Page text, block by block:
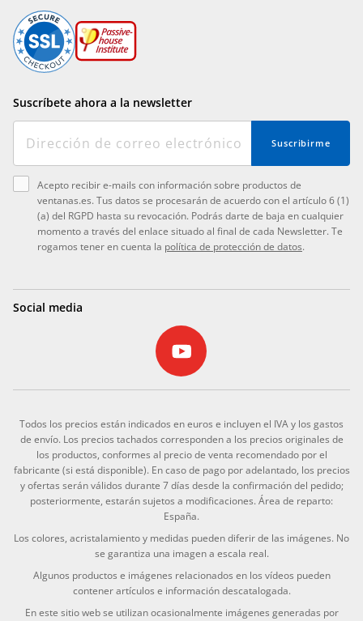
Suscríbete ahora a la newsletter
Suscribirme
Acepto recibir e-mails con información sobre productos de
ventanas.es. Tus datos se procesarán de acuerdo con el artículo 6 (1)
(a) del RGPD hasta su revocación. Podrás darte de baja en cualquier
momento a través del enlace situado al final de cada Newsletter. Te
rogamos tener en cuenta la política de protección de datos.
Social media
Todos los precios están indicados en euros e incluyen el IVA y los gastos
de envío. Los precios tachados corresponden a los precios originales de
los productos, conformes al precio de venta recomendado por el
fabricante (si está disponible). En caso de pago por adelantado, los precios
y ofertas serán válidos durante 7 días desde la confirmación del pedido;
posteriormente, estarán sujetos a modificaciones. Área de reparto:
España.
Los colores, acristalamiento y medidas pueden diferir de las imágenes. No
se garantiza una imagen a escala real.
Algunos productos e imágenes relacionados en los vídeos pueden
contener artículos e información descatalogada.
En este sitio web se utilizan ocasionalmente imágenes generadas por